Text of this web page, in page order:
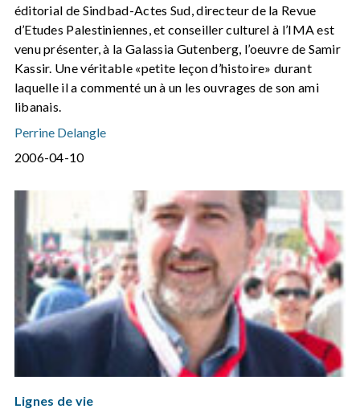
éditorial de Sindbad-Actes Sud, directeur de la Revue
d’Etudes Palestiniennes, et conseiller culturel à l’IMA est
venu présenter, à la Galassia Gutenberg, l’oeuvre de Samir
Kassir. Une véritable «petite leçon d’histoire» durant
laquelle il a commenté un à un les ouvrages de son ami
libanais.
Perrine Delangle
2006-04-10
Lignes de vie